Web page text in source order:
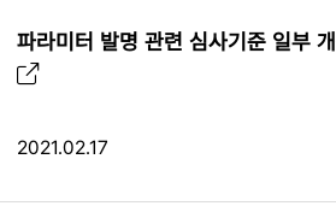
파라미터 발명 관련 심사기준 일부
2021.02.17